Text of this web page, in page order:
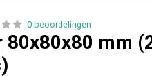
0 beoordelingen
80x80x80 mm